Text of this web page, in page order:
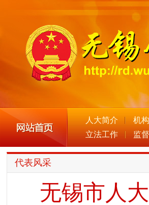
人大简介 机
立法工作
监
代表风采
无锡市人